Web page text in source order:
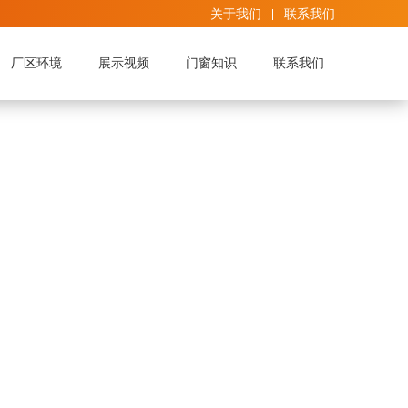
关于我们 联系我们
厂区环境 展示视频 门窗知识 联系我们